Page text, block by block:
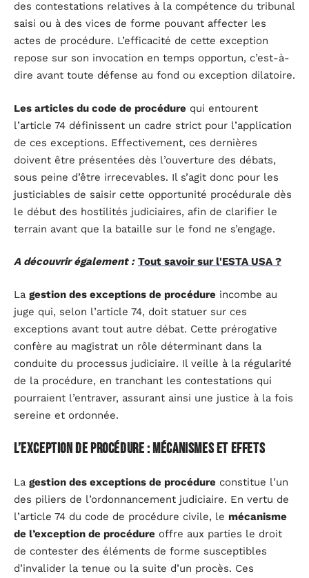
des contestations relatives à la compétence du tribunal
saisi ou à des vices de forme pouvant affecter les
actes de procédure. L’efficacité de cette exception
repose sur son invocation en temps opportun, c’est-à-
dire avant toute défense au fond ou exception dilatoire.
Les articles du code de procédure qui entourent
l’article 74 définissent un cadre strict pour l’application
de ces exceptions. Effectivement, ces dernières
doivent être présentées dès l’ouverture des débats,
sous peine d’être irrecevables. Il s’agit donc pour les
justiciables de saisir cette opportunité procédurale dès
le début des hostilités judiciaires, afin de clarifier le
terrain avant que la bataille sur le fond ne s’engage.
A découvrir également : Tout savoir sur l'ESTA USA ?
La gestion des exceptions de procédure incombe au
juge qui, selon l’article 74, doit statuer sur ces
exceptions avant tout autre débat. Cette prérogative
confère au magistrat un rôle déterminant dans la
conduite du processus judiciaire. Il veille à la régularité
de la procédure, en tranchant les contestations qui
pourraient l’entraver, assurant ainsi une justice à la fois
sereine et ordonnée.
L’exception de procédure : mécanismes et effets
La gestion des exceptions de procédure constitue l’un
des piliers de l’ordonnancement judiciaire. En vertu de
l’article 74 du code de procédure civile, le mécanisme
de l’exception de procédure offre aux parties le droit
de contester des éléments de forme susceptibles
d’invalider la tenue ou la suite d’un procès. Ces